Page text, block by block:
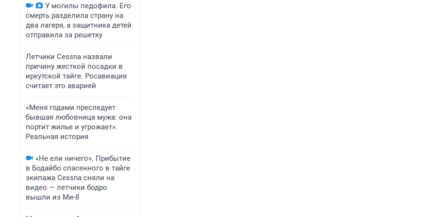
У могилы педофила. Его
смерть разделила страну на
два лагеря, а защитника детей
отправила за решетку
Летчики Cessna назвали
причину жесткой посадки в
иркутской тайге. Росавиация
считает это аварией
«Меня годами преследует
бывшая любовница мужа: она
портит жилье и угрожает».
Реальная история
«Не ели ничего». Прибытие
в Бодайбо спасенного в тайге
экипажа Cessna сняли на
видео — летчики бодро
вышли из Ми-8